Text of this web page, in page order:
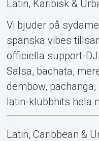
Latin, Karibisk &
Vi bjuder på
spanska vibes
officiella support-
Salsa, bachata,
dembow,
latin-klubbhits hela
Latin, Caribbean &